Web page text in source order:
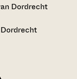
Dordrecht